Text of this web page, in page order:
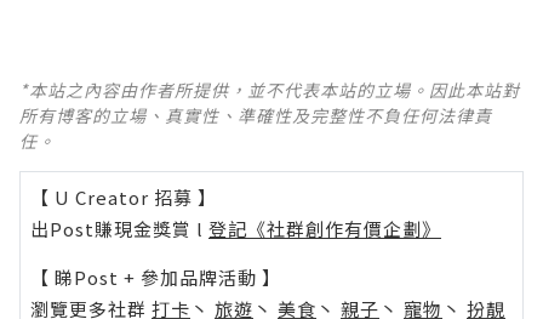
*本站之內容由作者所提供，並不代表本站的立場。因此本站對
所有博客的立場、真實性、準確性及完整性不負任何法律責
任。
【 U Creator 招募 】
出Post賺現金獎賞 l 登記《社群創作有價企劃》
【 睇Post + 參加品牌活動 】
瀏覽更多社群 打卡 丶 旅遊 丶 美食 丶 親子 丶 寵物 丶 扮靚